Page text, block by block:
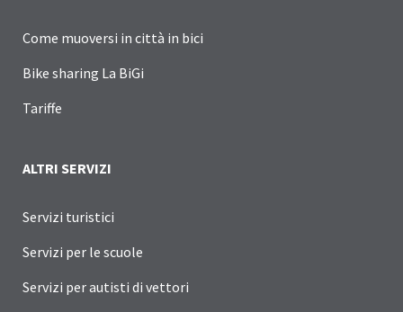
Come muoversi in città in bici
Bike sharing La BiGi
Tariffe
ALTRI SERVIZI
Servizi turistici
Servizi per le scuole
Servizi per autisti di vettori